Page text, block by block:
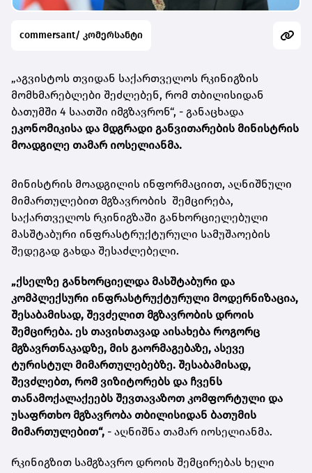
commersant/ კომერსანტი
„აგვისტოს თვიდან საქართველოს რკინიგზის
მომხმარებლები შეძლებენ, რომ თბილისიდან
ბათუმში 4 საათში იმგზავრონ“, - განაცხადა
ეკონომიკისა და მდგრადი განვითარების მინისტრის
მოადგილე თამარ იოსელიანმა.
მინისტრის მოადგილის ინფორმაციით, აღნიშნული
მიმართულებით მგზავრობის შემცირება,
საქართველოს რკინიგზაში განხორციელებული
მასშტაბური ინფრასტრუქტურული სამუშაოების
შედეგად გახდა შესაძლებელი.
„ქსელზე განხორციელდა მასშტაბური და
კომპლექსური ინფრასტრუქტურული მოდერნიზაცია,
შესაბამისად, შევძელით მგზავრობის დროის
შემცირება. ეს თავისთავად აისახება როგორც
მგზავრთნაკადზე, მის გაორმაგებაზე, ასევე
ტურისტულ მიმართულებებზე. შესაბამისად,
შევძლებთ, რომ ვიზიტორებს და ჩვენს
თანამოქალაქეებს შევთავაზოთ კომფორტული და
უსაფრთხო მგზავრობა თბილისიდან ბათუმის
მიმართულებით“, - აღნიშნა თამარ იოსელიანმა.
რკინიგზით სამგზავრო დროის შემცირებას ხელი